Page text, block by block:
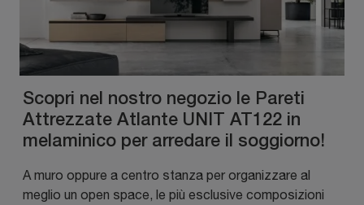
Scopri nel nostro negozio le Pareti
Attrezzate Atlante UNIT AT122 in
melaminico per arredare il soggiorno!
A muro oppure a centro stanza per organizzare al
meglio un open space, le più esclusive composizioni